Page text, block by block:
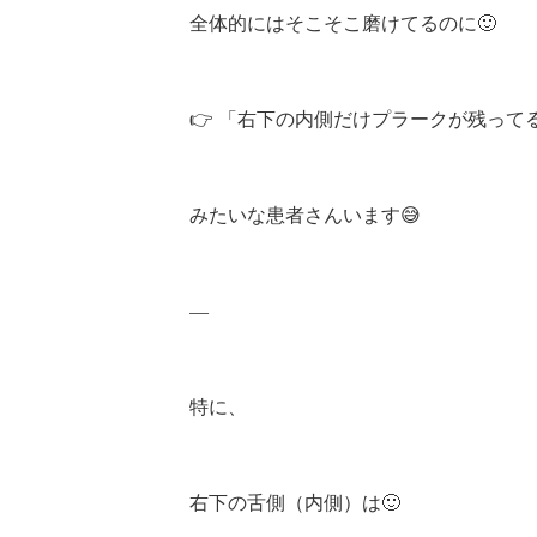
全体的にはそこそこ磨けてるのに🙂
👉 「右下の内側だけプラークが残って
みたいな患者さんいます😅
—
特に、
右下の舌側（内側）は🙂